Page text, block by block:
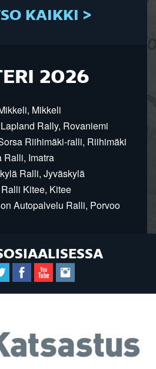
KAIKKI >
2026
Mikkeli
Rally, Rovaniemi
Riihimäki-ralli, Riihimäki
Ralli, Imatra
Ralli, Jyväskylä
Kitee, Kitee
Autopalvelu Ralli, Porvoo